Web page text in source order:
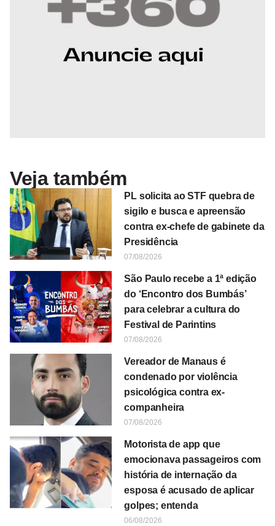
Veja também
PL solicita ao STF quebra de
sigilo e busca e apreensão
contra ex-chefe de gabinete da
Presidência
07/08/2026
São Paulo recebe a 1ª edição
do ‘Encontro dos Bumbás’
para celebrar a cultura do
Festival de Parintins
07/08/2026
Vereador de Manaus é
condenado por violência
psicológica contra ex-
companheira
07/08/2026
Motorista de app que
emocionava passageiros com
história de internação da
esposa é acusado de aplicar
golpes; entenda
06/08/2026